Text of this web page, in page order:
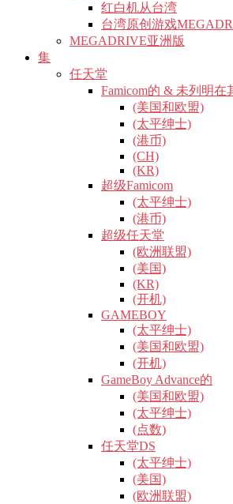
红白机从台湾
台湾原创游戏
MEGADRIVE亚洲版
集
任天堂
Famicom的 & 未列明在
(美国和欧盟)
(太平绅士)
(港币)
(CH)
(KR)
超级Famicom
(太平绅士)
(港币)
超级任天堂
(欧洲联盟)
(美国)
(KR)
(开机)
GAMEBOY
(太平绅士)
(美国和欧盟)
(开机)
GameBoy Advance的
(美国和欧盟)
(太平绅士)
(点数)
任天堂DS
(太平绅士)
(美国)
(欧洲联盟)